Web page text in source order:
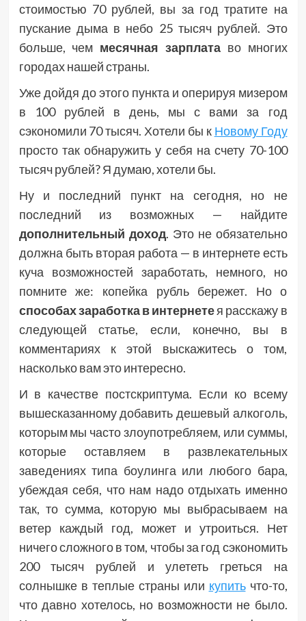
стоимостью 70 рублей, вы за год тратите на
пускание дыма в небо 25 тысяч рублей. Это
больше, чем месячная зарплатаво многих
городах нашей страны.
Уже дойдя до этого пункта и оперируя мизером
в 100 рублей в день, мы с вами за год
сэкономили 70 тысяч. Хотели бы к Новому Году
просто так обнаружить у себя на счету 70-100
тысяч рублей? Я думаю, хотели бы.
Ну и последний пункт на сегодня, но не
последний из возможных — найдите
дополнительный доход. Это не обязательно
должна быть вторая работа — в интернете есть
куча возможностей заработать, немного, но
помните же: копейка рубль бережет. Но о
способах заработка в интернетея расскажу в
следующей статье, если, конечно, вы в
комментариях к этой выскажитесь о том,
насколько вам это интересно.
И в качестве постскриптума. Если ко всему
вышесказанному добавить дешевый алкоголь,
которым мы часто злоупотребляем, или суммы,
которые оставляем в развлекательных
заведениях типа боулинга или любого бара,
убеждая себя, что нам надо отдыхать именно
так, то сумма, которую мы выбрасываем на
ветер каждый год, может и утроиться. Нет
ничего сложного в том, чтобы за год сэкономить
200 тысяч рублей и улететь греться на
солнышке в теплые страны или купитьчто-то,
что давно хотелось, но возможности не было.